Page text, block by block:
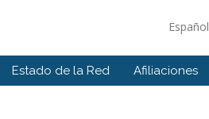
Español
Estado de la Red Afiliaciones